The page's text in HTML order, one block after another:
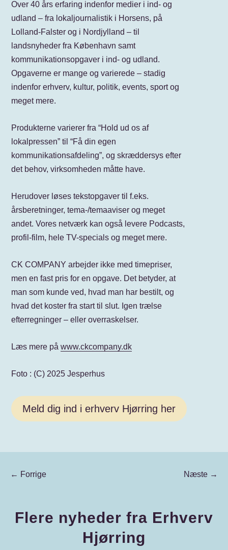
Over 40 års erfaring indenfor medier i ind- og
udland – fra lokaljournalistik i Horsens, på
Lolland-Falster og i Nordjylland – til
landsnyheder fra København samt
kommunikationsopgaver i ind- og udland.
Opgaverne er mange og varierede – stadig
indenfor erhverv, kultur, politik, events, sport og
meget mere.
Produkterne varierer fra “Hold ud os af
lokalpressen” til “Få din egen
kommunikationsafdeling”, og skræddersys efter
det behov, virksomheden måtte have.
Herudover løses tekstopgaver til f.eks.
årsberetninger, tema-/temaaviser og meget
andet. Vores netværk kan også levere Podcasts,
profil-film, hele TV-specials og meget mere.
CK COMPANY arbejder ikke med timepriser,
men en fast pris for en opgave. Det betyder, at
man som kunde ved, hvad man har bestilt, og
hvad det koster fra start til slut. Igen trælse
efterregninger – eller overraskelser.
Læs mere påwww.ckcompany.dk
Foto : (C) 2025 Jesperhus
Meld dig ind i erhverv Hjørring her
← Forrige Næste →
Flere nyheder fra Erhverv
Hjørring